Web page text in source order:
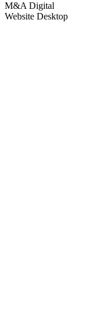
M&A Digital
Website Desktop